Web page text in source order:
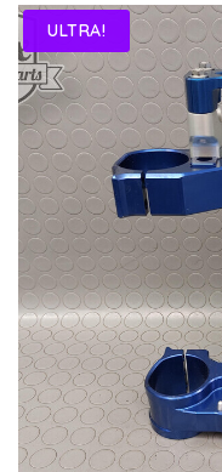
ULTRA!